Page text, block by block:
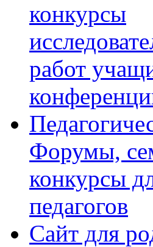
конкурсы
работ
Форумы,
конкурсы
педагогов
Сайт для